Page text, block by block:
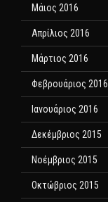
Μάιος 2016
Απρίλιος 2016
Μάρτιος 2016
Φεβρουάριος 2016
Ιανουάριος 2016
Δεκέμβριος 2015
Νοέμβριος 2015
Οκτώβριος 2015